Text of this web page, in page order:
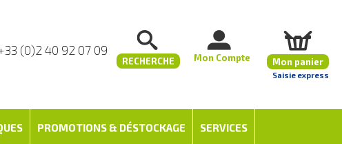
(0)2 40 92 07 09
RECHERCHE Mon Compte Mon panier
Saisie express
PROMOTIONS & DÉSTOCKAGE SERVICES